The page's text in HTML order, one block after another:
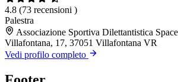
4.8 (73 recensioni )
Palestra
Associazione Sportiva Dilettantistica
Villafontana, 17, 37051 Villafontana VR
Vedi profilo completo